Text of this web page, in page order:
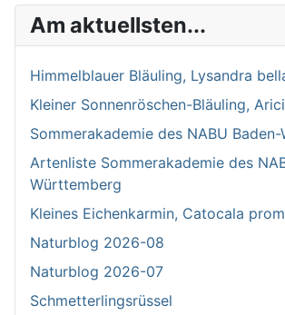
Am aktuellsten...
Himmelblauer Bläuling, Lysandra
Kleiner Sonnenröschen-Bläuling,
Sommerakademie des NABU
Artenliste Sommerakademie des
Württemberg
Kleines Eichenkarmin, Catocala
Naturblog 2026-08
Naturblog 2026-07
Schmetterlingsrüssel